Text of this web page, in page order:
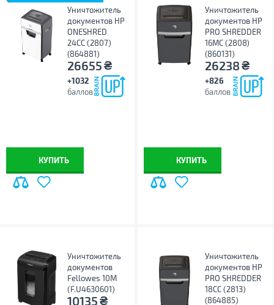
Уничтожитель
документов HP
ONESHRED
24CC (2807)
(864881)
26655₴
+1032
баллов
КУПИТЬ
Уничтожитель
документов HP
PRO SHREDDER
16MC (2808)
(860131)
26238₴
+826
баллов
КУПИТЬ
Уничтожитель
документов
Fellowes 10M
(F.U4630601)
10135₴
Уничтожитель
документов HP
PRO SHREDDER
18CC (2813)
(864885)